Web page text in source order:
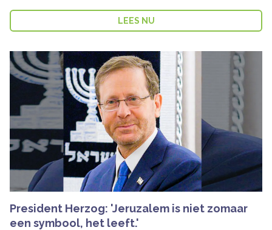
LEES NU
President Herzog: 'Jeruzalem is niet zomaar
een symbool, het leeft.'